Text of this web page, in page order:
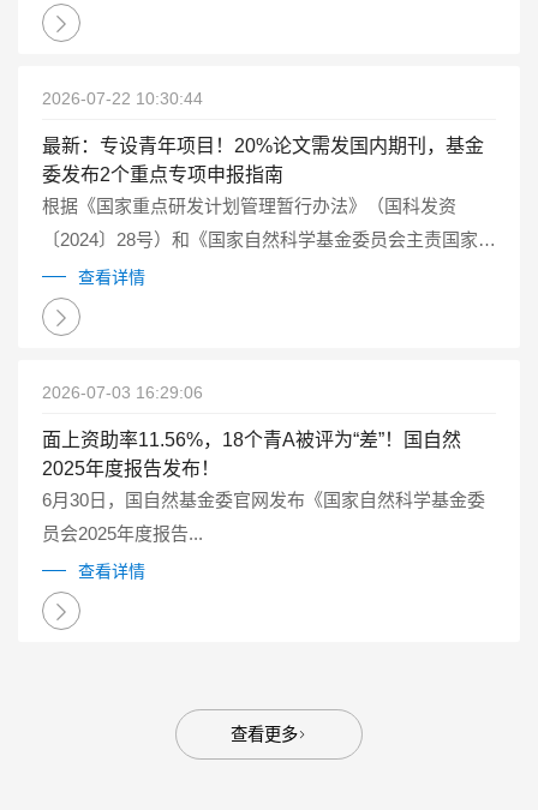
实施国家自然科学基金青年学生基础研究项目（博士研究
生）（以下简称博士生项目）...
2026-07-22 10:30:44
最新：专设青年项目！20%论文需发国内期刊，基金
委发布2个重点专项申报指南
根据《国家重点研发计划管理暂行办法》（国科发资
〔2024〕28号）和《国家自然科学基金委员会主责国家重
点研发计划重点专项管理实施细则（试行）》（国科金发
计〔2025〕1号）有关要求...
查看详情
2026-07-03 16:29:06
面上资助率11.56%，18个青A被评为“差”！国自然
2025年度报告发布！
6月30日，国自然基金委官网发布《国家自然科学基金委
员会2025年度报告...
查看详情
查看更多